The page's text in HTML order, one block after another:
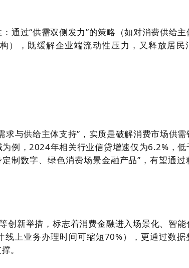
通过“供需双侧发力”的策略（如对消费供给主
），既缓解企业端流动性压力，又释放居民
求与供给主体支持”，实质是破解消费市场供需
例，2024年相关行业信贷增速仅为6.2%，低
制数字、绿色消费场景金融产品”，有望通过
创新举措，标志着消费金融进入场景化、智能
上业务办理时间可缩短70%），更通过数据
。